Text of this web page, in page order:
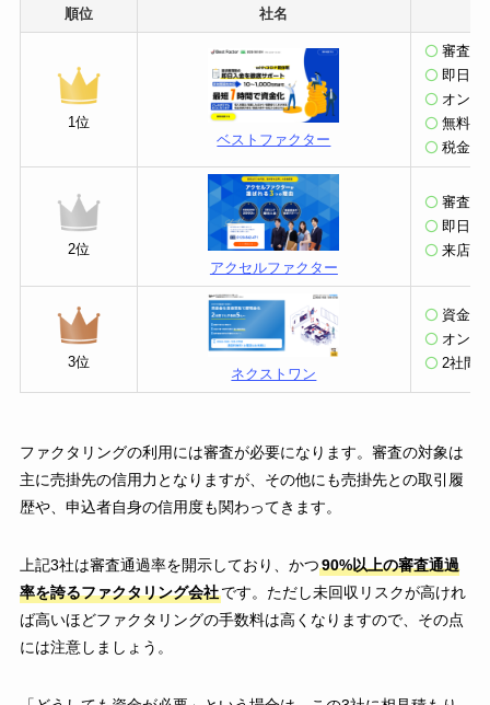
順位 社名
1位
ベストファクター
審査通
即日振
オンラ
無料の
税金の
2位
アクセルファクター
審査通
即日振
来店不
3位
ネクストワン
資金調
オンラ
2社間
ファクタリングの利用には審査が必要になります。審査の対象は
主に売掛先の信用力となりますが、その他にも売掛先との取引履
歴や、申込者自身の信用度も関わってきます。
上記3社は審査通過率を開示しており、かつ90%以上の審査通過
率を誇るファクタリング会社です。ただし未回収リスクが高けれ
ば高いほどファクタリングの手数料は高くなりますので、その点
には注意しましょう。